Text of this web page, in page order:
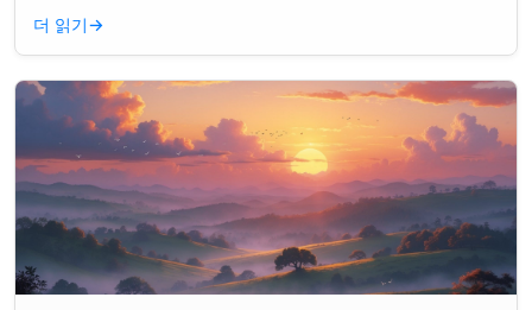
한 밤이 되는 것. 알고 보니...
더 읽기→